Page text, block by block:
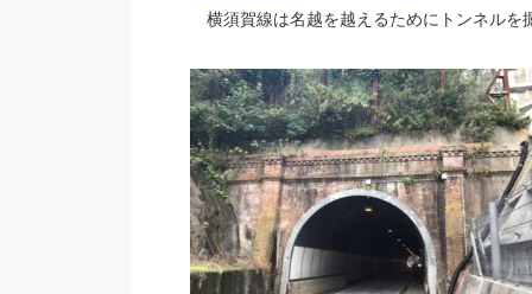
横須賀線は名越を越えるためにトンネルを